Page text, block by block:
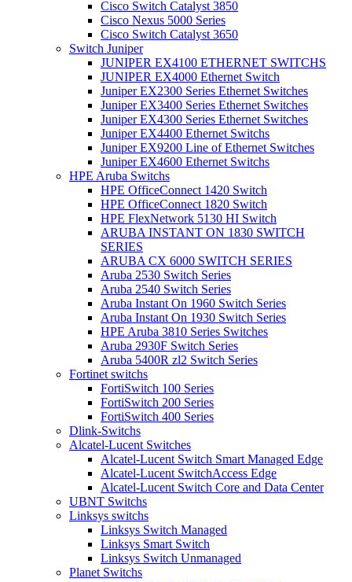
Cisco Switch Catalyst 3850
Cisco Nexus 5000 Series
Cisco Switch Catalyst 3650
Switch Juniper
JUNIPER EX4100 ETHERNET SWITCHS
JUNIPER EX4000 Ethernet Switch
Juniper EX2300 Series Ethernet Switches
Juniper EX3400 Series Ethernet Switches
Juniper EX4300 Series Ethernet Switches
Juniper EX4400 Ethernet Switchs
Juniper EX9200 Line of Ethernet Switches
Juniper EX4600 Ethernet Switchs
HPE Aruba Switchs
HPE OfficeConnect 1420 Switch
HPE OfficeConnect 1820 Switch
HPE FlexNetwork 5130 HI Switch
ARUBA INSTANT ON 1830 SWITCH
SERIES
ARUBA CX 6000 SWITCH SERIES
Aruba 2530 Switch Series
Aruba 2540 Switch Series
Aruba Instant On 1960 Switch Series
Aruba Instant On 1930 Switch Series
HPE Aruba 3810 Series Switches
Aruba 2930F Switch Series
Aruba 5400R zl2 Switch Series
Fortinet switchs
FortiSwitch 100 Series
FortiSwitch 200 Series
FortiSwitch 400 Series
Dlink-Switchs
Alcatel-Lucent Switches
Alcatel-Lucent Switch Smart Managed Edge
Alcatel-Lucent SwitchAccess Edge
Alcatel-Lucent Switch Core and Data Center
UBNT Switchs
Linksys switchs
Linksys Switch Managed
Linksys Smart Switch
Linksys Switch Unmanaged
Planet Switchs